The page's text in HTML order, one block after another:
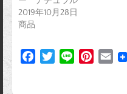
2019年10月28日
商品